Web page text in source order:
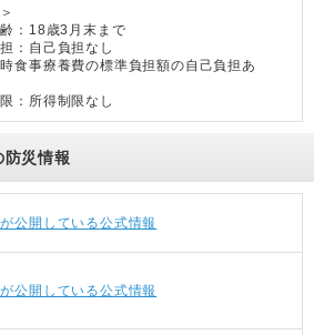
： 18歳3月末まで
： 自己負担なし
時食事療養費の標準負担額の自己負担あ
： 所得制限なし
災情報
公開している公式情報
公開している公式情報